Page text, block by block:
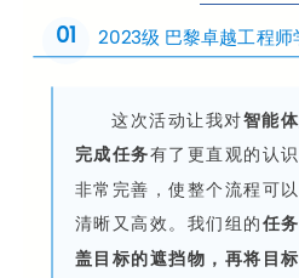
01 2023级 巴黎卓越工程
这次活动让我对智能
完成任务有了更直观的认
非常完善，使整个流程可
清晰又高效。我们组的任
盖目标的遮挡物，再将目